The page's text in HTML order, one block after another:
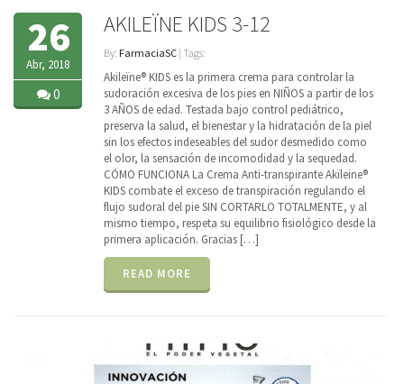
26
Abr, 2018
0
AKILEÏNE KIDS 3-12
By: FarmaciaSC | Tags:
Akileïne® KIDS es la primera crema para controlar la
sudoración excesiva de los pies en NIÑOS a partir de los
3 AÑOS de edad. Testada bajo control pediátrico,
preserva la salud, el bienestar y la hidratación de la piel
sin los efectos indeseables del sudor desmedido como
el olor, la sensación de incomodidad y la sequedad.
CÓMO FUNCIONA La Crema Anti-transpirante Akïleine®
KIDS combate el exceso de transpiración regulando el
flujo sudoral del pie SIN CORTARLO TOTALMENTE, y al
mismo tiempo, respeta su equilibrio fisiológico desde la
primera aplicación. Gracias […]
READ MORE